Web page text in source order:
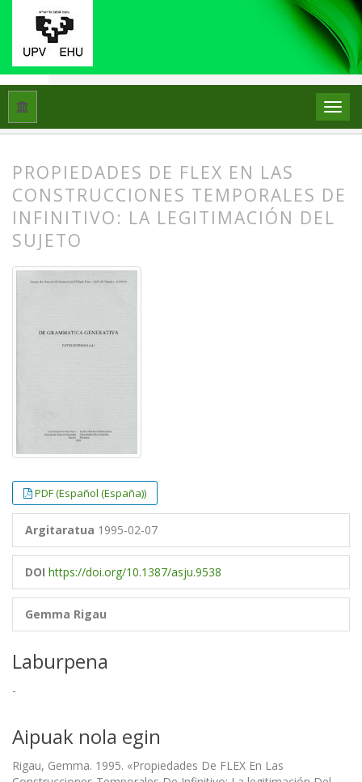
Hasiera ASJUren Gehigarriak 38: De grammatica
PROPIEDADES DE FLEX EN LAS
CONSTRUCCIONES TEMPORALES DE
INFINITIVO: LA LEGITIMACIÓN DEL
SUJETO
PDF (Español (España))
Argitaratua 1995-02-07
DOI https://doi.org/10.1387/asju.9538
Gemma Rigau
Laburpena
-
Aipuak nola egin
Rigau, Gemma. 1995. «Propiedades De FLEX En Las